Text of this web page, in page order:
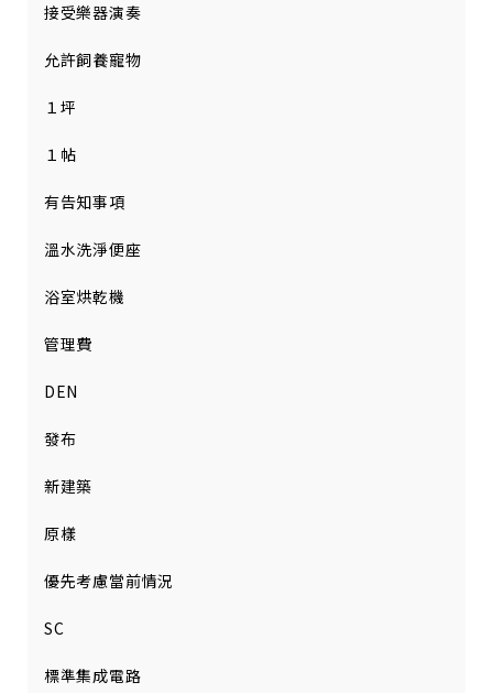
接受樂器演奏
允許飼養寵物
１坪
１帖
有告知事項
溫水洗淨便座
浴室烘乾機
管理費
DEN
發布
新建築
原樣
優先考慮當前情況
SC
標準集成電路